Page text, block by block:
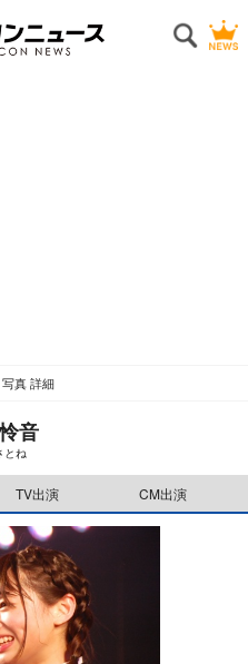
真 詳細
音
とね
TV出演 CM出演